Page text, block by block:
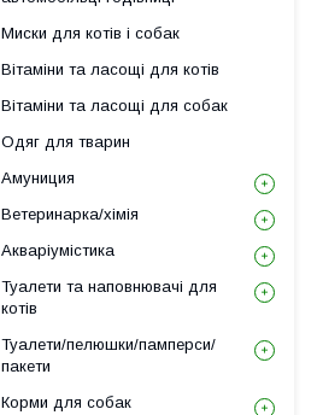
Миски для котів і собак
Вітаміни та ласощі для котів
Вітаміни та ласощі для собак
Одяг для тварин
Амуниция
Ветеринарка/хімія
Акваріумістика
Туалети та наповнювачі для
котів
Туалети/пелюшки/памперси/
пакети
Корми для собак